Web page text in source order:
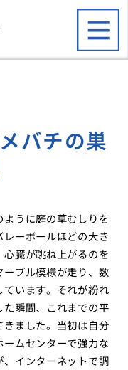
バチの巣
うに庭の草むしりを
ーボールほどの大き
臓が跳ね上がるのを
ブル模様が走り、数
います。それが紛れ
瞬間、これまでの平
ました。当初は自分
ムセンターで強力な
インターネットで調